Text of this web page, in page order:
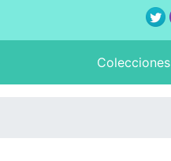
Colecciones